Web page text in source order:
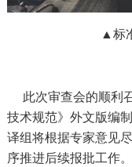
▲标
此次审查会的顺利
技术规范》外文版编
译组将根据专家意见
序推进后续报批工作